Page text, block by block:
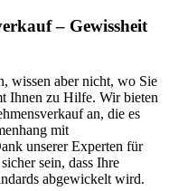
– Gewissheit
wissen aber nicht, wo Sie
Ihnen zu Hilfe. Wir bieten
an, die es
mit
unserer Experten für
sein, dass Ihre
abgewickelt wird.